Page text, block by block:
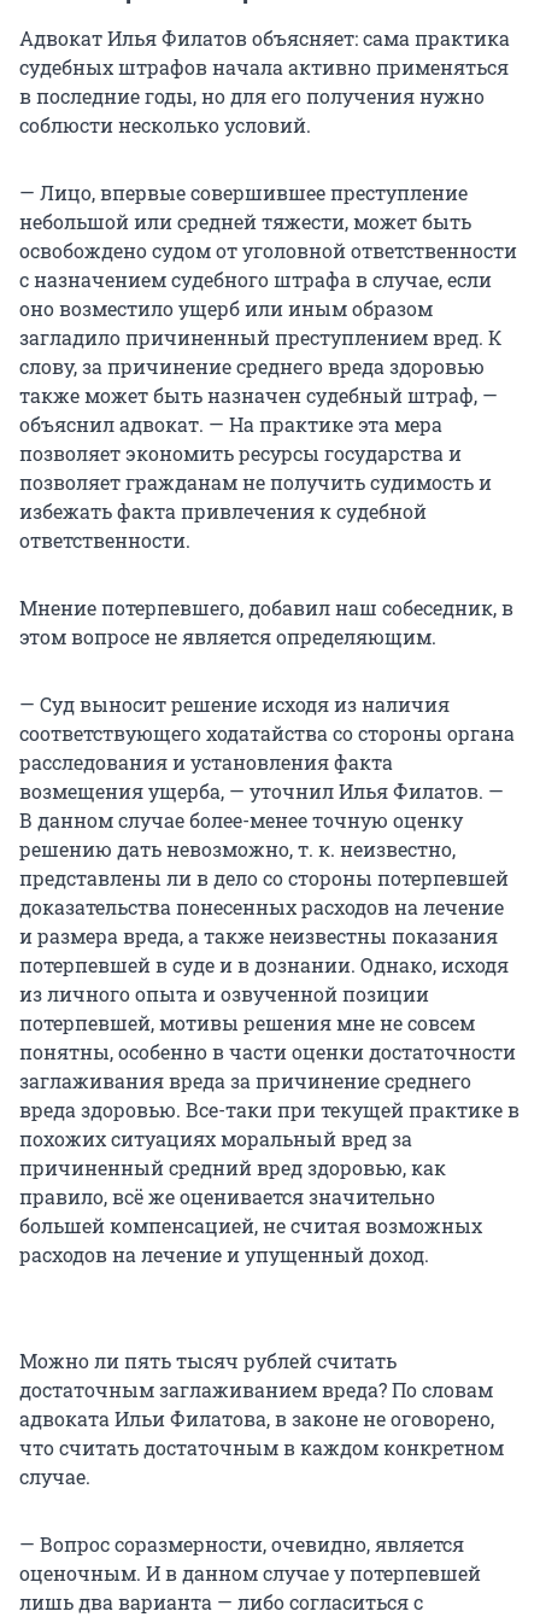
Адвокат Илья Филатов объясняет: сама практика
судебных штрафов начала активно применяться
в последние годы, но для его получения нужно
соблюсти несколько условий.
— Лицо, впервые совершившее преступление
небольшой или средней тяжести, может быть
освобождено судом от уголовной ответственности
с назначением судебного штрафа в случае, если
оно возместило ущерб или иным образом
загладило причиненный преступлением вред. К
слову, за причинение среднего вреда здоровью
также может быть назначен судебный штраф, —
объяснил адвокат. — На практике эта мера
позволяет экономить ресурсы государства и
позволяет гражданам не получить судимость и
избежать факта привлечения к судебной
ответственности.
Мнение потерпевшего, добавил наш собеседник, в
этом вопросе не является определяющим.
— Суд выносит решение исходя из наличия
соответствующего ходатайства со стороны органа
расследования и установления факта
возмещения ущерба, — уточнил Илья Филатов. —
В данном случае более-менее точную оценку
решению дать невозможно, т. к. неизвестно,
представлены ли в дело со стороны потерпевшей
доказательства понесенных расходов на лечение
и размера вреда, а также неизвестны показания
потерпевшей в суде и в дознании. Однако, исходя
из личного опыта и озвученной позиции
потерпевшей, мотивы решения мне не совсем
понятны, особенно в части оценки достаточности
заглаживания вреда за причинение среднего
вреда здоровью. Все-таки при текущей практике в
похожих ситуациях моральный вред за
причиненный средний вред здоровью, как
правило, всё же оценивается значительно
большей компенсацией, не считая возможных
расходов на лечение и упущенный доход.
Можно ли пять тысяч рублей считать
достаточным заглаживанием вреда? По словам
адвоката Ильи Филатова, в законе не оговорено,
что считать достаточным в каждом конкретном
случае.
— Вопрос соразмерности, очевидно, является
оценочным. И в данном случае у потерпевшей
лишь два варианта — либо согласиться с